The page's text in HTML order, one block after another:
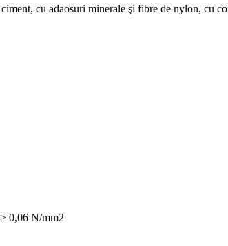
cu adaosuri minerale şi fibre de nylon, cu
0,06 N/mm2